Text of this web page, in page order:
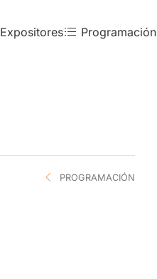
Expositores Programación
PROGRAMACIÓN